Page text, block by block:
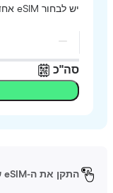
יש לבחור eSIM אחד לכל אדם
סה"כ
התקן את ה-eSIM שלף לפני הנסיעה או במהלכה. החבילה שלך תיכנס לפעולה כשתגיע ליעד ותפעיל את ה-eSIM.